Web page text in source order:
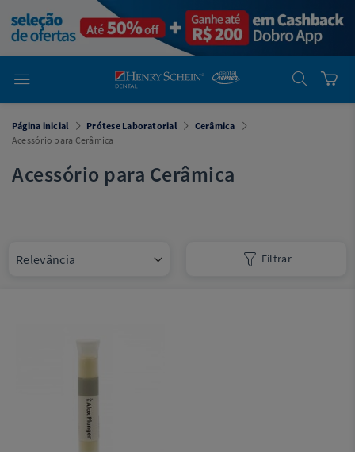
Dental
Cremer -
Henry Schein
Laboratório
Laboratório
emDental
Cremer -
Equipamentos
em
Odontológico
Página inicial Prótese Laboratorial
Cerâmica
Acessório para Cerâmica
Acessório para Cerâmica
Filtrar